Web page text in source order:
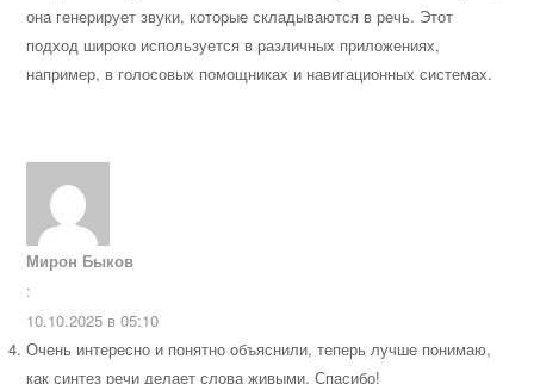
она генерирует звуки, которые складываются в речь. Этот
подход широко используется в различных приложениях,
например, в голосовых помощниках и навигационных системах.
Мирон Быков
:
10.10.2025 в 05:10
Очень интересно и понятно объяснили, теперь лучше понимаю,
как синтез речи делает слова живыми. Спасибо!